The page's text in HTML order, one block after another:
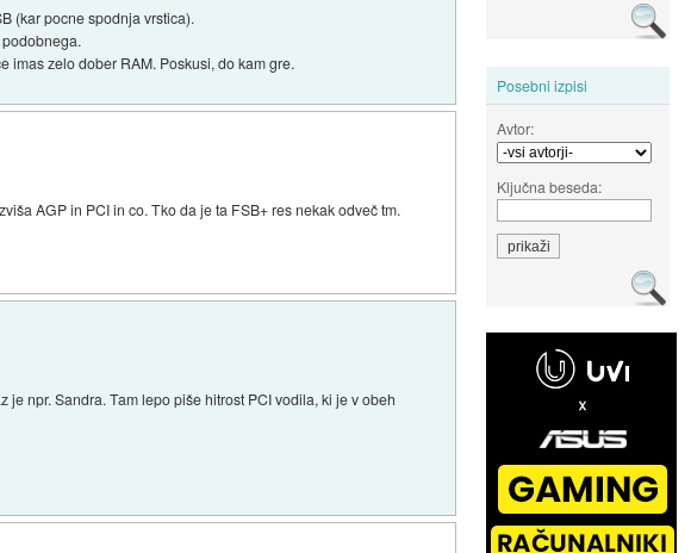
Posebni izpisi
Avtor:
Ključna beseda:
(kar pocne spodnja vrstica).
imas zelo dober RAM. Poskusi, do kam gre.
AGP in PCI in co. Tko da je ta FSB+ res nekak odveč tm.
npr. Sandra. Tam lepo piše hitrost PCI vodila, ki je v obeh